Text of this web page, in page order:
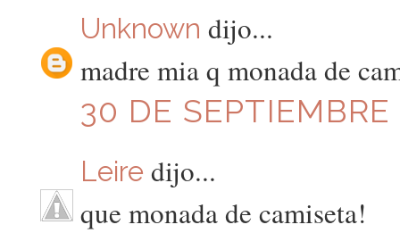
Unknown dijo...
madre mia q monada de
30 DE
Leire dijo...
que monada de camiseta!